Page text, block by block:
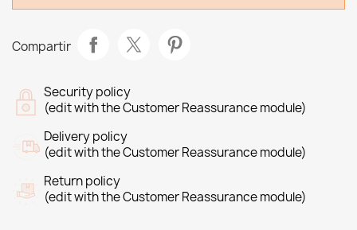
Compartir
Security policy
(edit with the Customer Reassurance module)
Delivery policy
(edit with the Customer Reassurance module)
Return policy
(edit with the Customer Reassurance module)